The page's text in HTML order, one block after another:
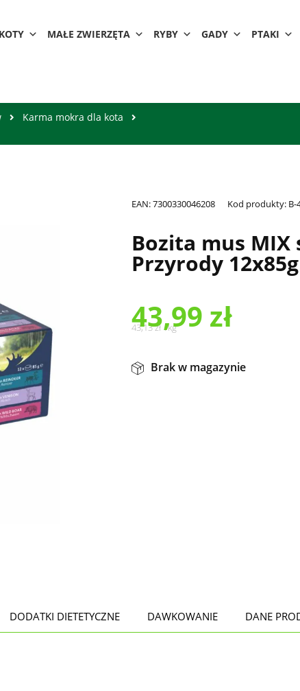
KOTY MAŁE ZWIERZĘTA RYBY GADY PTAKI
Karma mokra dla kota
EAN:7300330046208 Kod produkty: B-
Bozita mus
Przyrody 12x85g
43,99 zł
43,13zł /kg
Brak w magazynie
DODATKI DIETETYCZNE DAWKOWANIE DANE